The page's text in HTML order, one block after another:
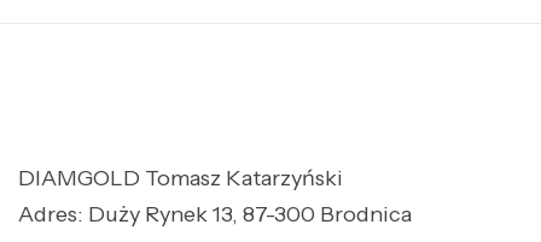
DIAMGOLD Tomasz Katarzyński
Adres: Duży Rynek 13, 87-300 Brodnica